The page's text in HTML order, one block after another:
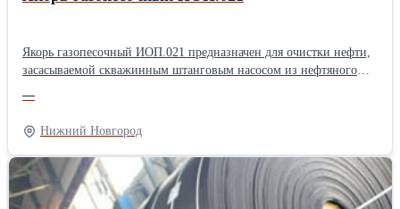
Якорь газопесочный ИОП.021 предназначен для очистки нефти,
засасываемой скважинным штанговым насосом из нефтяного
корпуса, нижнего корпуса, патрубка, соединительных муфт,
внутренней трубы и пробки. Все детали якоря за исключением
внутренней трубы имеют резьбы НКТ73 ГОСТ 633-80 с шагом
2,54 мм. Для забора рабочей среды из затрубного пространства
верхний корпус имеет 88 отверстий Ø10мм. Характеристики: -
диаметр эксплуатационной колонны…114, 146, 168; -
—
Нижний Новгород